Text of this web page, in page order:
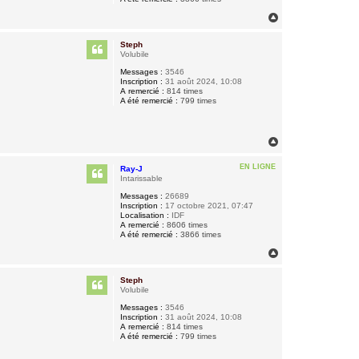
Steph
Volubile
Messages : 3546
Inscription : 31 août 2024, 10:08
A remercié : 814 times
A été remercié : 799 times
EN LIGNE
Ray-J
Intarissable
Messages : 26689
Inscription : 17 octobre 2021, 07:47
Localisation : IDF
A remercié : 8606 times
A été remercié : 3866 times
Steph
Volubile
Messages : 3546
Inscription : 31 août 2024, 10:08
A remercié : 814 times
A été remercié : 799 times